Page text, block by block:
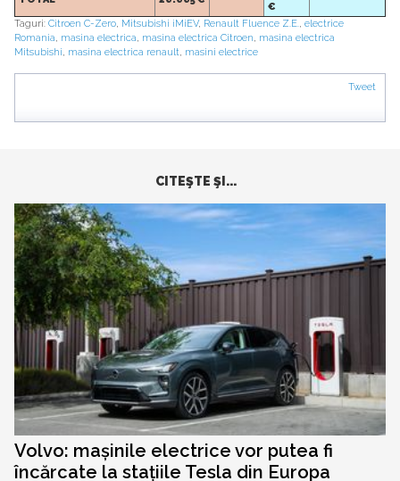
€
Taguri: Citroen C-Zero, Mitsubishi iMiEV, Renault Fluence Z.E., electrice
Romania, masina electrica, masina electrica Citroen, masina electrica
Mitsubishi, masina electrica renault, masini electrice
Tweet
CITEŞTE ŞI...
Volvo: mașinile electrice vor putea fi
încărcate la stațiile Tesla din Europa